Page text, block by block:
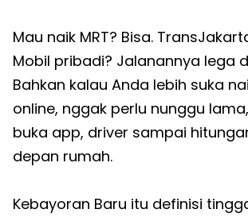
Mau naik MRT? Bisa.
Mobil pribadi? Jalanannya lega
Bahkan kalau Anda lebih suka
online, nggak perlu nunggu
buka app, driver sampai
depan rumah.
Kebayoran Baru itu definisi